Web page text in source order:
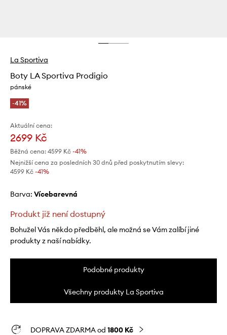
La Sportiva
Boty LA Sportiva Prodigio
pánské
-41%
Aktuální cena:
2699 Kč
Běžná cena: 4599 Kč -41%
Nejnižší cena za posledních 30 dnů před poskytnutím slevy:
4599 Kč -41%
Barva: vícebarevná
Produkt již není dostupný
Bohužel Vás někdo předběhl, ale možná se Vám zalíbí jiné
produkty z naší nabídky.
Podobné produkty
Všechny produkty La Sportiva
DOPRAVA ZDARMA od 1800 Kč